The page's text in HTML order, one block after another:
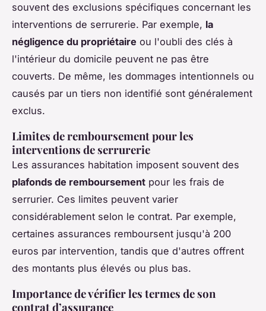
souvent des exclusions spécifiques concernant les
interventions de serrurerie. Par exemple, la
négligence du propriétaire ou l'oubli des clés à
l'intérieur du domicile peuvent ne pas être
couverts. De même, les dommages intentionnels ou
causés par un tiers non identifié sont généralement
exclus.
Limites de remboursement pour les
interventions de serrurerie
Les assurances habitation imposent souvent des
plafonds de remboursement pour les frais de
serrurier. Ces limites peuvent varier
considérablement selon le contrat. Par exemple,
certaines assurances remboursent jusqu'à 200
euros par intervention, tandis que d'autres offrent
des montants plus élevés ou plus bas.
Importance de vérifier les termes de son
contrat d’assurance